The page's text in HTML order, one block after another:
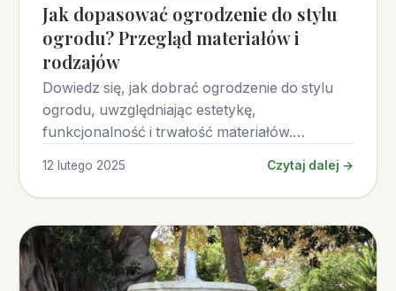
Jak dopasować ogrodzenie do stylu
ogrodu? Przegląd materiałów i
rodzajów
Dowiedz się, jak dobrać ogrodzenie do stylu
ogrodu, uwzględniając estetykę,
funkcjonalność i trwałość materiałów.
12 lutego 2025 Czytaj dalej →